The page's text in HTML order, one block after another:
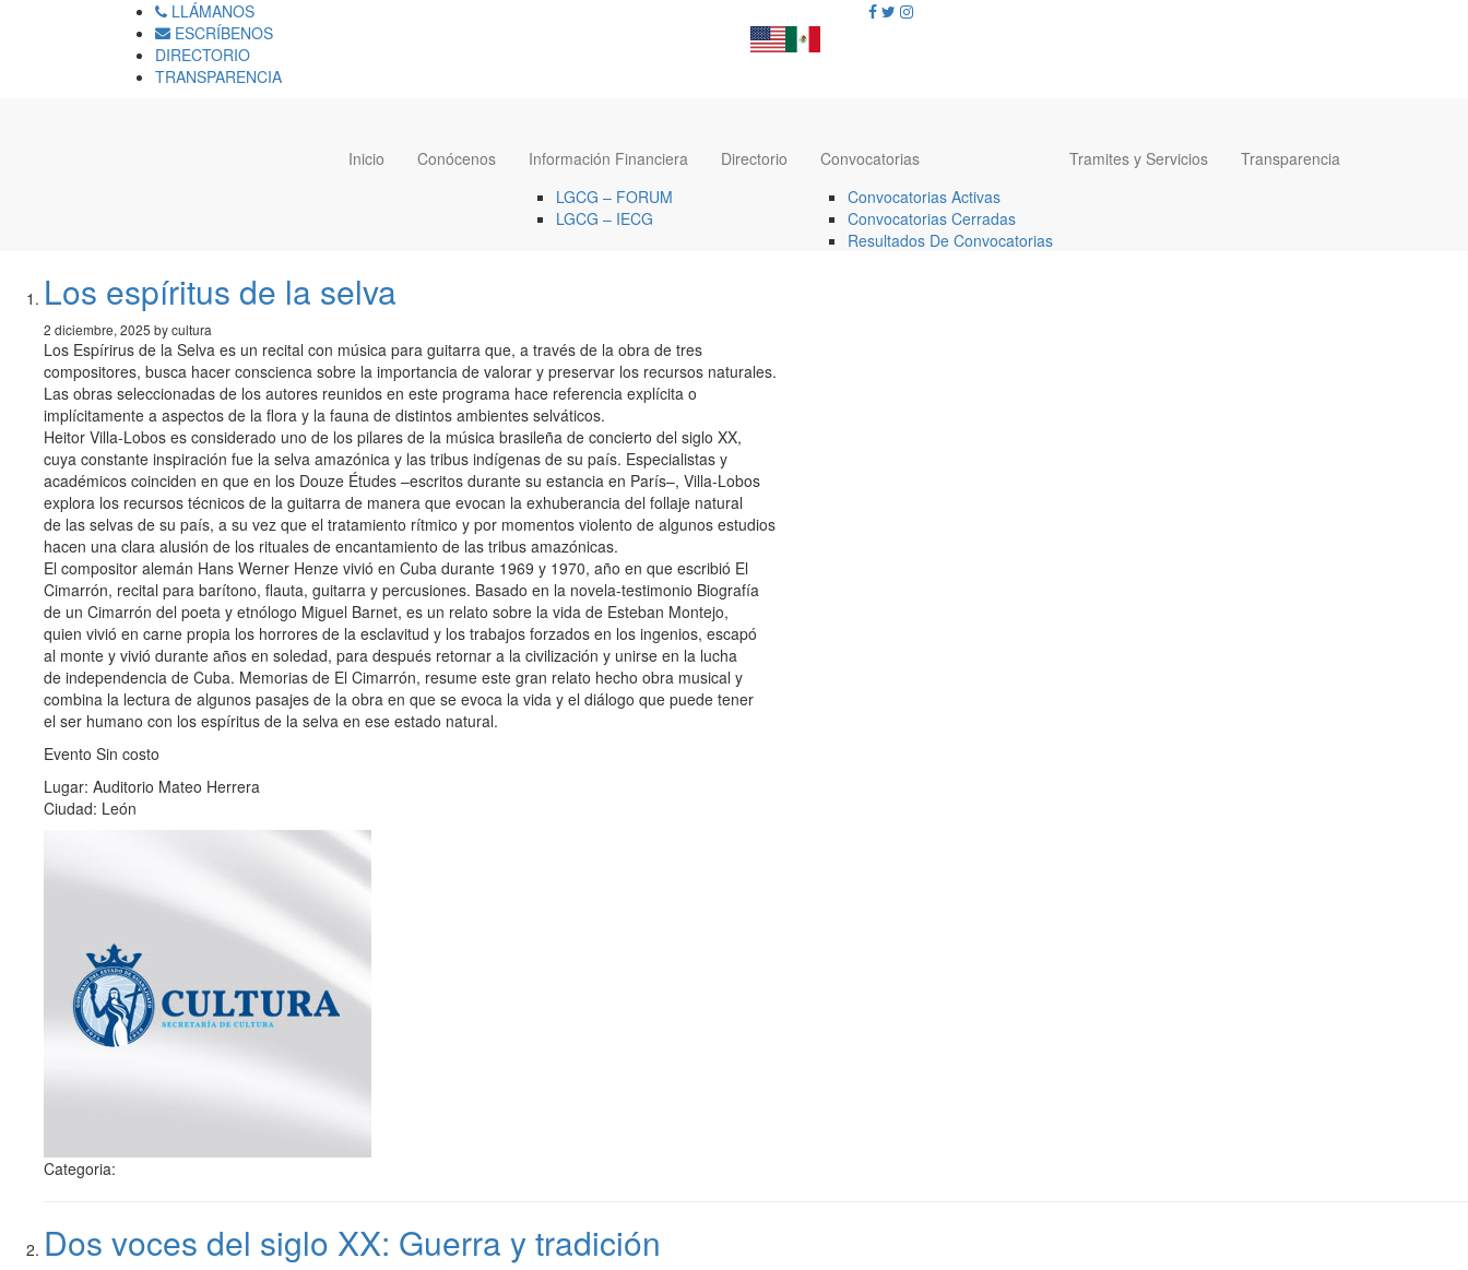
LLÁMANOS
ESCRÍBENOS
DIRECTORIO
TRANSPARENCIA
Inicio Conócenos
Información Financiera
LGCG – FORUM
LGCG – IECG
Directorio
Convocatorias
Convocatorias Activas
Convocatorias Cerradas
Resultados De Convocatorias
Tramites y Servicios Transparencia
Los espíritus de la selva
2 diciembre, 2025 by cultura
Los Espírirus de la Selva es un recital con música para guitarra que, a través de la obra de tres
compositores, busca hacer conscienca sobre la importancia de valorar y preservar los recursos naturales.
Las obras seleccionadas de los autores reunidos en este programa hace referencia explícita o
implícitamente a aspectos de la flora y la fauna de distintos ambientes selváticos.
Heitor Villa-Lobos es considerado uno de los pilares de la música brasileña de concierto del siglo XX,
cuya constante inspiración fue la selva amazónica y las tribus indígenas de su país. Especialistas y
académicos coinciden en que en los Douze Études –escritos durante su estancia en París–, Villa-Lobos
explora los recursos técnicos de la guitarra de manera que evocan la exhuberancia del follaje natural
de las selvas de su país, a su vez que el tratamiento rítmico y por momentos violento de algunos estudios
hacen una clara alusión de los rituales de encantamiento de las tribus amazónicas.
El compositor alemán Hans Werner Henze vivió en Cuba durante 1969 y 1970, año en que escribió El
Cimarrón, recital para barítono, flauta, guitarra y percusiones. Basado en la novela-testimonio Biografía
de un Cimarrón del poeta y etnólogo Miguel Barnet, es un relato sobre la vida de Esteban Montejo,
quien vivió en carne propia los horrores de la esclavitud y los trabajos forzados en los ingenios, escapó
al monte y vivió durante años en soledad, para después retornar a la civilización y unirse en la lucha
de independencia de Cuba. Memorias de El Cimarrón, resume este gran relato hecho obra musical y
combina la lectura de algunos pasajes de la obra en que se evoca la vida y el diálogo que puede tener
el ser humano con los espíritus de la selva en ese estado natural.
Evento Sin costo
Lugar: Auditorio Mateo Herrera
Ciudad: León
Categoria:
Dos voces del siglo XX: Guerra y tradición